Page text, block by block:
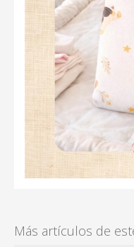
Más artículos de